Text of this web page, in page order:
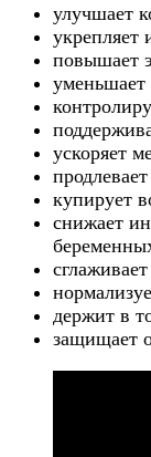
улучшает
повышает
уменьшает
ускоряет
купирует
снижает
держит в
защищает